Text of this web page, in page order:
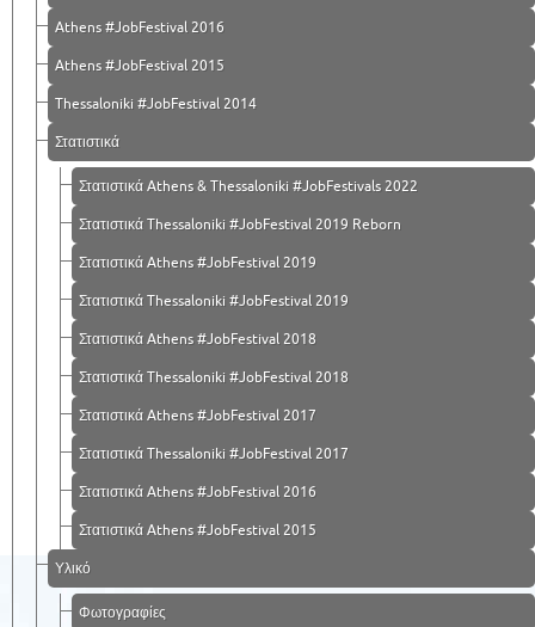
Athens #JobFestival 2016
Athens #JobFestival 2015
Thessaloniki #JobFestival 2014
Στατιστικά
Στατιστικά Athens & Thessaloniki #JobFestivals 2022
Στατιστικά Thessaloniki #JobFestival 2019 Reborn
Στατιστικά Athens #JobFestival 2019
Στατιστικά Thessaloniki #JobFestival 2019
Στατιστικά Athens #JobFestival 2018
Στατιστικά Thessaloniki #JobFestival 2018
Στατιστικά Athens #JobFestival 2017
Στατιστικά Thessaloniki #JobFestival 2017
Στατιστικά Athens #JobFestival 2016
Στατιστικά Athens #JobFestival 2015
Υλικό
Φωτογραφίες